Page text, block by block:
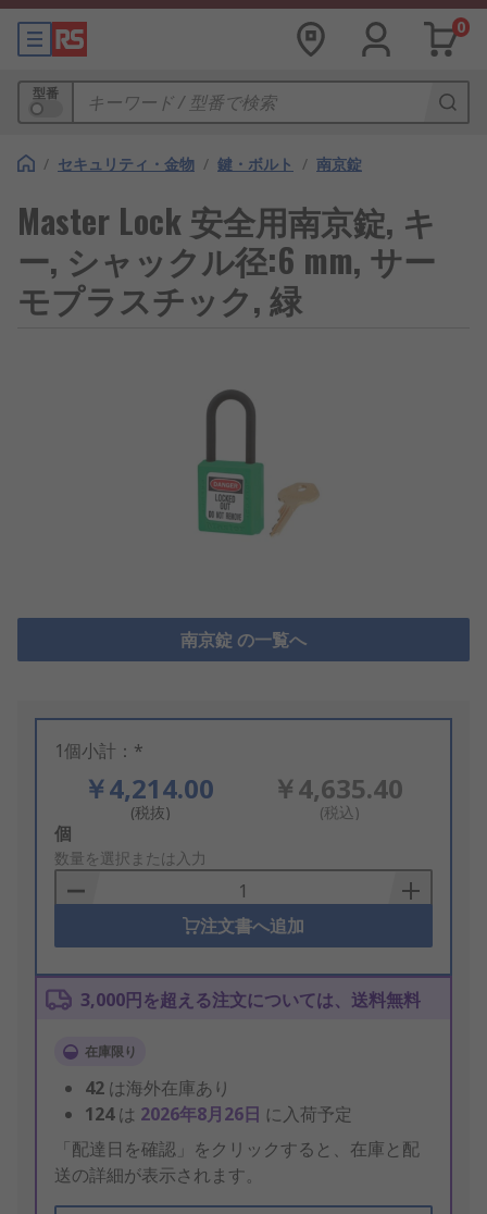
0
型番
/ セキュリティ・金物 / 鍵・ボルト / 南京錠
Master Lock 安全用南京錠, キ
ー, シャックル径:6 mm, サー
モプラスチック, 緑
南京錠 の一覧へ
1個小計：*
￥4,214.00
(税抜)
￥4,635.40
(税込)
Add
to
Basket
個
数量を選択または入力
注文書へ追加
3,000円を超える注文については、送料無料
在庫限り
42 は海外在庫あり
124は 2026年8月26日 に入荷予定
「配達日を確認」をクリックすると、在庫と配
送の詳細が表示されます。